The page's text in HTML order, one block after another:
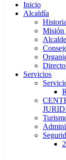
Inicio
Alcaldía
Historia
Misión
Alcalde
Servicios